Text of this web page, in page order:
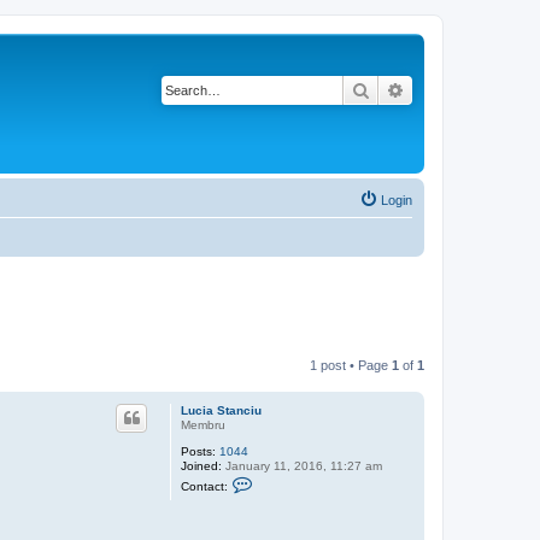
Search
Login
1 post • Page 1 of 1
Lucia Stanciu
Membru
Posts: 1044
Joined: January 11, 2016, 11:27 am
Contact: